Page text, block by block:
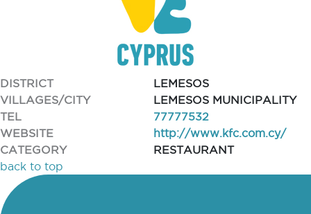
DISTRICT
LEMESOS
VILLAGES/CITY
LEMESOS MUNICIPALITY
TEL
77777532
WEBSITE
http://www.kfc.com.cy/
CATEGORY
RESTAURANT
back to top